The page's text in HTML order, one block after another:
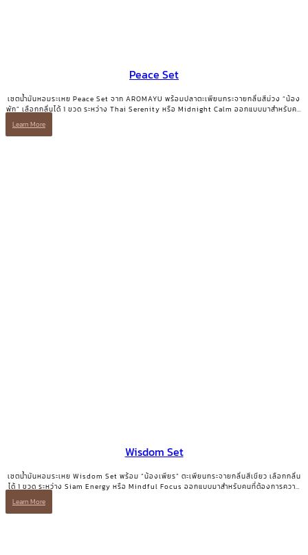
Peace Set
เซตน้ำมันหอมระเหย Peace Set จาก AROMAYU พร้อมปลาตะเพียนกระจายกลิ่นสีม่วง “น้อง
พัก” เลือกกลิ่นได้ 1 ขวด ระหว่าง Thai Serenity หรือ Midnight Calm ออกแบบมาสำหรับคน
Learn More
Wisdom Set
เซตน้ำมันหอมระเหย Wisdom Set พร้อม “น้องเพียร” ตะเพียนกระจายกลิ่นสีเขียว เลือกกลิ่น
ได้ 1 ขวด ระหว่าง Siam Energy หรือ Mindful Focus ออกแบบมาสำหรับคนที่ต้องการความ
Learn More